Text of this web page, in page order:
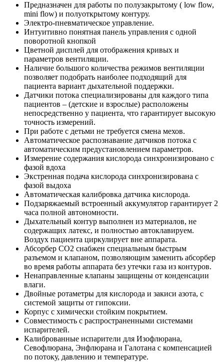
Предназначен для работы по полузакрытому ( low flow,
mini flow) и полуоткрытому контуру.
Электро-пневматическое управление.
Интуитивно понятная панель управления с одной
поворотной кнопкой
Цветной дисплей для отображения кривых и
параметров вентиляции.
Наличие большого количества режимов вентиляции
позволяет подобрать наиболее подходящий для
пациента вариант дыхательной поддержки.
Датчики потока специализированы для каждого типа
пациентов – (детские и взрослые) расположены
непосредственно у пациента, что гарантирует высокую
точность измерений.
При работе с детьми не требуется смена мехов.
Автоматическое распознавание датчиков потока с
автоматическим предустановлением параметров.
Измерение содержания кислорода синхронизировано с
фазой вдоха
Экстренная подача кислорода синхронизирована с
фазой выдоха
Автоматическая калибровка датчика кислорода.
Подзаряжаемый встроенный аккумулятор гарантирует 2
часа полной автономности.
Дыхательный контур выполнен из материалов, не
содержащих латекс, и полностью автоклавируем.
Воздух пациента циркулирует вне аппарата.
Абсорбер СО2 снабжен специальным быстрым
разъемом и клапаном, позволяющим заменить абсорбер
во время работы аппарата без утечки газа из контуров.
Ненаправленные клапаны защищены от конденсации
влаги.
Двойные ротаметры для кислорода и закиси азота, с
системой защиты от гипоксии.
Корпус с химически стойким покрытием.
Совместимость с распространенными системами
испарителей.
Калиброванные испарители для Изофлюрана,
Севофлюрана, Энфлюрана и Галотана c компенсацией
по потоку, давлению и температуре.